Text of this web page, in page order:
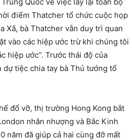
điểm Thatcher tổ chức cuộc họp
Xã, bà Thatcher vẫn duy trì quan
vào các hiệp ước trừ khi chúng tôi
hiệp ước”. Trước thái độ của
tiệc chia tay bà Thủ tướng tổ
đổ vỡ, thị trường Hong Kong bắt
nhân nhượng và Bắc Kinh
năm đã giúp cả hai cùng đỡ mất